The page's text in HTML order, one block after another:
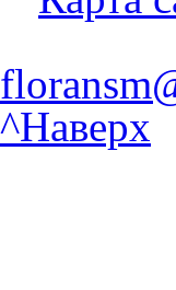
^Наверх